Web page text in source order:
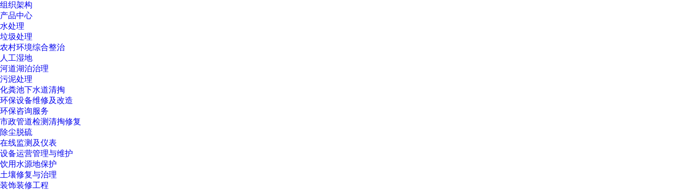
组织架构
产品中心
水处理
垃圾处理
农村环境综合整治
人工湿地
河道湖泊治理
污泥处理
化粪池下水道清掏
环保设备维修及改造
环保咨询服务
市政管道检测清掏修复
除尘脱硫
在线监测及仪表
设备运营管理与维护
饮用水源地保护
土壤修复与治理
装饰装修工程